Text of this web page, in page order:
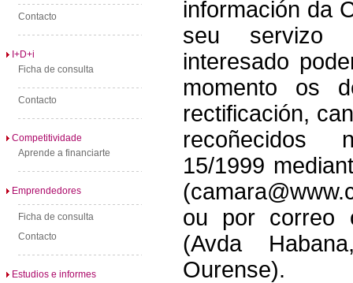
Contacto
I+D+i
Ficha de consulta
Contacto
Competitividade
Aprende a financiarte
Emprendedores
Ficha de consulta
Contacto
Estudios e informes
información da
seu servizo
interesado
momento os
rectificación,
recoñecidos
15/1999
ou por correo
(Avda
Ourense).